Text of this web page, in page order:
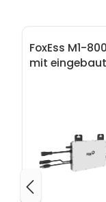
FoxEss M1-
mit